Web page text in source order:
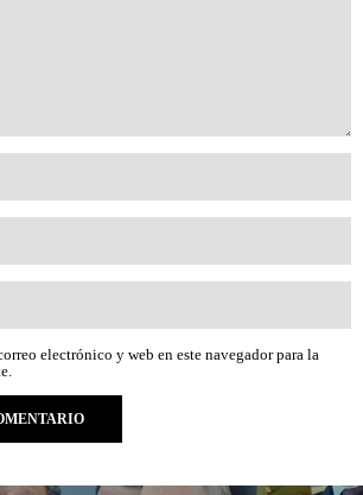
electrónico y web en este navegador para la